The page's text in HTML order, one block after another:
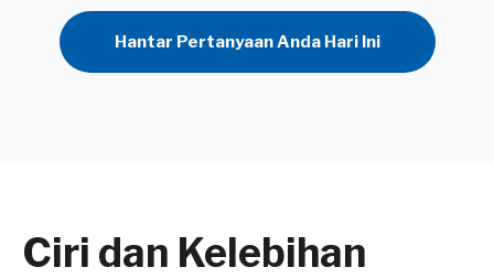
Hantar Pertanyaan Anda Hari Ini
Ciri dan Kelebihan